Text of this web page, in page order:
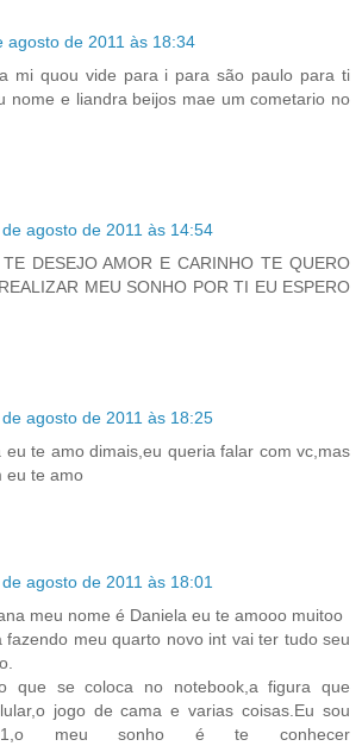
agosto de 2011 às 18:34
mi quou vide para i para são paulo para ti
nome e liandra beijos mae um cometario no
de agosto de 2011 às 14:54
DESEJO AMOR E CARINHO TE QUERO
MEU SONHO POR TI EU ESPERO
de agosto de 2011 às 18:25
eu te amo dimais,eu queria falar com vc,mas
eu te amo
agosto de 2011 às 18:01
meu nome é Daniela eu te amooo muitoo
fazendo meu quarto novo int vai ter tudo seu
que se coloca no notebook,a figura que
jogo de cama e varias coisas.Eu sou
meu sonho é te conhecer